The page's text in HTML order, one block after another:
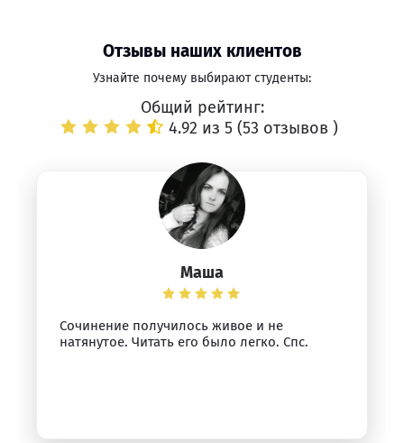
Отзывы наших клиентов
Узнайте почему выбирают студенты:
Общий рейтинг:
4.92 из 5 (53 отзывов )
Маша
Сочинение получилось живое и не
натянутое. Читать его было легко. Спс.